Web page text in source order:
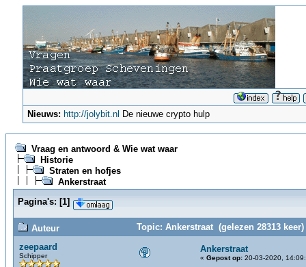
Nieuws: http://jolybit.nl De nieuwe crypto hulp
Vraag en antwoord & Wie wat waar
Historie
Straten en hofjes
Ankerstraat
Pagina's: [1]
Auteur
Topic: Ankerstraat (gelezen 28313 keer)
zeepaard
Schipper
Ankerstraat
« Gepost op: 20-03-2020,